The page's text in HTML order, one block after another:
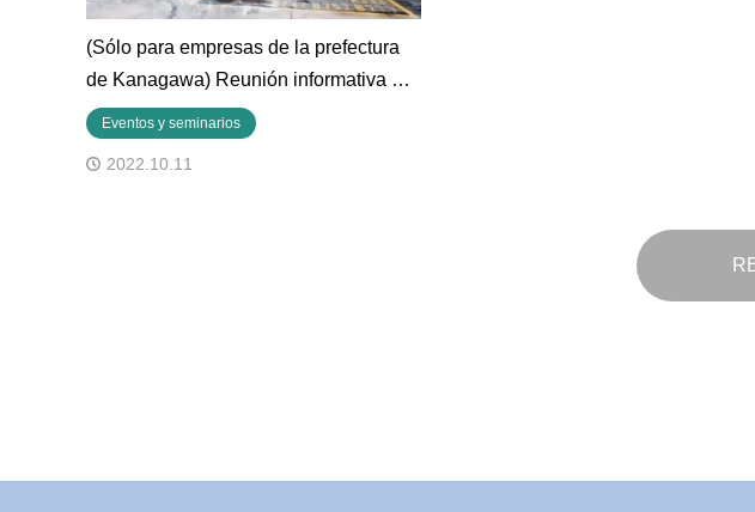
(Sólo para empresas de la prefectura
de Kanagawa) Reunión informativa …
Eventos y seminarios
2022.10.11